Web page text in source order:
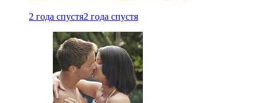
2 года спустя2 года спустя